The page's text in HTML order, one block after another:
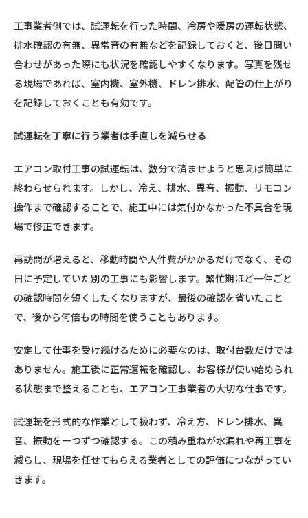
工事業者側では、試運転を行った時間、冷房や暖房の運転状態、
排水確認の有無、異常音の有無などを記録しておくと、後日問い
合わせがあった際にも状況を確認しやすくなります。写真を残せ
る現場であれば、室内機、室外機、ドレン排水、配管の仕上がり
を記録しておくことも有効です。
試運転を丁寧に行う業者は手直しを減らせる
エアコン取付工事の試運転は、数分で済ませようと思えば簡単に
終わらせられます。しかし、冷え、排水、異音、振動、リモコン
操作まで確認することで、施工中には気付かなかった不具合を現
場で修正できます。
再訪問が増えると、移動時間や人件費がかかるだけでなく、その
日に予定していた別の工事にも影響します。繁忙期ほど一件ごと
の確認時間を短くしたくなりますが、最後の確認を省いたこと
で、後から何倍もの時間を使うこともあります。
安定して仕事を受け続けるために必要なのは、取付台数だけでは
ありません。施工後に正常運転を確認し、お客様が使い始められ
る状態まで整えることも、エアコン工事業者の大切な仕事です。
試運転を形式的な作業として扱わず、冷え方、ドレン排水、異
音、振動を一つずつ確認する。この積み重ねが水漏れや再工事を
減らし、現場を任せてもらえる業者としての評価につながってい
きます。